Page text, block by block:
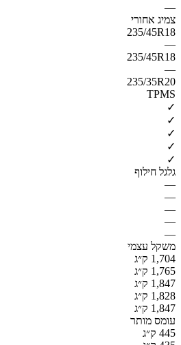
—
צמיג אחורי
235/45R18
—
235/45R18
—
235/35R20
TPMS
✓
✓
✓
✓
✓
גלגל חילוף
—
—
—
—
—
משקל עצמי
1,704 ק״ג
1,765 ק״ג
1,847 ק״ג
1,828 ק״ג
1,847 ק״ג
עומס מותר
445 ק״ג